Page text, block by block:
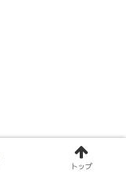
トップ